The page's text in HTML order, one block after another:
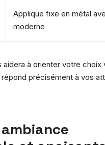
Applique fixe en métal
moderne
à orienter votre choix
répond précisément à vos